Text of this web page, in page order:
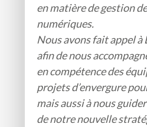
en matière de gestion
numériques.
Nous avons fait appel
afin de nous
en compétence des
projets d’envergure
mais aussi à nous
de notre nouvelle